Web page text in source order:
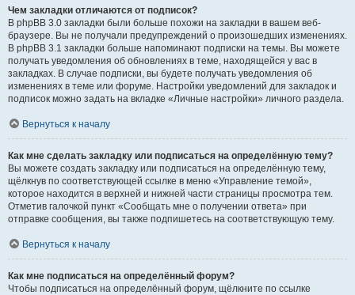
Чем закладки отличаются от подписок?
В phpBB 3.0 закладки были больше похожи на закладки в вашем веб-
браузере. Вы не получали предупреждений о произошедших изменениях.
В phpBB 3.1 закладки больше напоминают подписки на темы. Вы можете
получать уведомления об обновлениях в теме, находящейся у вас в
закладках. В случае подписки, вы будете получать уведомления об
изменениях в теме или форуме. Настройки уведомлений для закладок и
подписок можно задать на вкладке «Личные настройки» личного раздела.
Вернуться к началу
Как мне сделать закладку или подписаться на определённую тему?
Вы можете создать закладку или подписаться на определённую тему,
щёлкнув по соответствующей ссылке в меню «Управление темой»,
которое находится в верхней и нижней части страницы просмотра тем.
Отметив галочкой пункт «Сообщать мне о получении ответа» при
отправке сообщения, вы также подпишетесь на соответствующую тему.
Вернуться к началу
Как мне подписаться на определённый форум?
Чтобы подписаться на определённый форум, щёлкните по ссылке